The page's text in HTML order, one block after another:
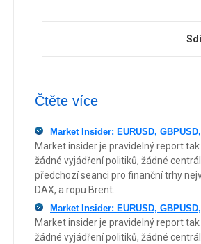
Čtěte více
Market Insider: EURUSD,
Market insider je pravidelný report
žádné vyjádření politiků, žádné
předchozí seanci pro finanční trhy
DAX, a ropu Brent.
Market Insider: EURUSD,
Market insider je pravidelný report
žádné vyjádření politiků, žádné